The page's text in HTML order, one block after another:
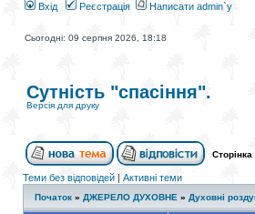
Вхід Реєстрація Написати admin`у
Сьогодні: 09 серпня 2026, 18:18
Сутність "спасіння".
Версія для друку
Сторінка
Теми без відповідей | Активні теми
Початок » ДЖЕРЕЛО ДУХОВНЕ » Духовні